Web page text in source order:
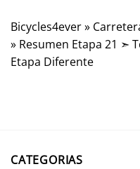
Bicycles4ever»
» Resumen Etapa 21 ➣
Etapa Diferente
CATEGORIAS